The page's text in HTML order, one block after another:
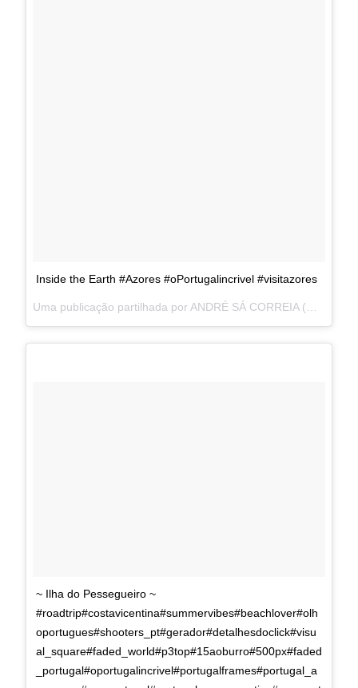
Inside the Earth #Azores #oPortugalincrivel #visitazores
~ Ilha do Pessegueiro ~
#roadtrip#costavicentina#summervibes#beachlover#olh
oportugues#shooters_pt#gerador#detalhesdoclick#visu
al_square#faded_world#p3top#15aoburro#500px#faded
_portugal#oportugalincrivel#portugalframes#portugal_a